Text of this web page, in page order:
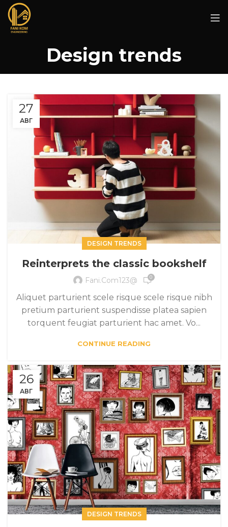
Design trends
27
АВГ
DESIGN TRENDS
Reinterprets the classic bookshelf
Fani.com123@ 0
Aliquet parturient scele risque scele risque nibh
pretium parturient suspendisse platea sapien
torquent feugiat parturient hac amet. Vo...
CONTINUE READING
26
АВГ
DESIGN TRENDS